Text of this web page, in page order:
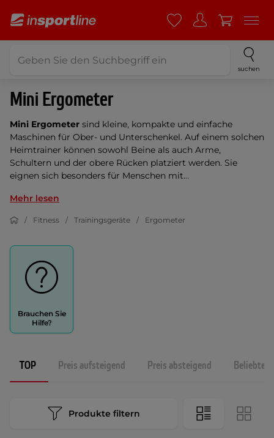
suchen
Mini Ergometer
Mini Ergometer sind kleine, kompakte und einfache
Maschinen für Ober- und Unterschenkel. Auf einem solchen
Heimtrainer können sowohl Beine als auch Arme,
Schultern und der obere Rücken platziert werden. Sie
eignen sich besonders für Menschen mit...
Mehr lesen
Fitness Trainingsgeräte Ergometer
Brauchen Sie
Hilfe?
TOP Preis aufsteigend Preis absteigend
Produkte filtern